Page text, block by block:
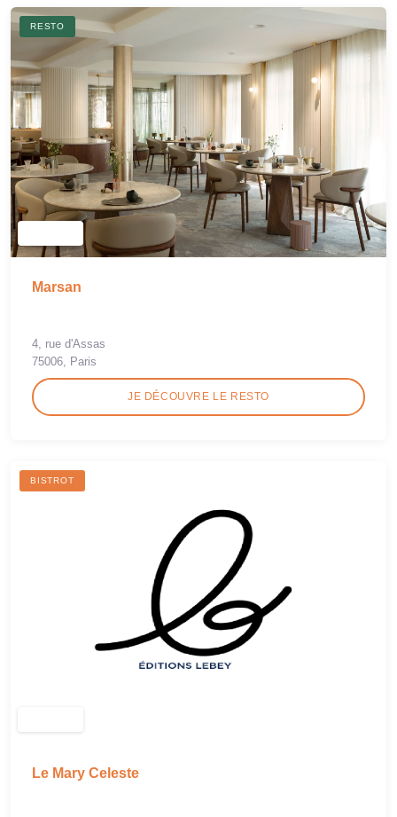
RESTO
Marsan
4, rue d'Assas
75006, Paris
JE DÉCOUVRE LE RESTO
BISTROT
Le Mary Celeste